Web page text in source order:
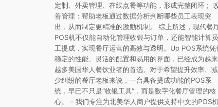
定制、外卖管理、在线点餐等功能，形成完整闭环；
善管理：帮助老板通过数据分析判断哪些员工表现突
出，从而制定更精准的激励机制。 综上所述，现代餐
POS机不仅能自动化管理收银与订单，还能智能计算员
工提成，实现餐厅运营的高效与透明。Up POS系统凭
稳定的性能、灵活的配置和易用的界面，已经成为越来
越多美国华人餐饮业者的首选。对于希望提升效率、减
少纠纷的餐厅老板来说，一台具备提成功能的POS系
统，早已不只是“收银工具”，而是数字化餐厅管理的核
心。 – 我们专注为北美华人商户提供支持中文的POS